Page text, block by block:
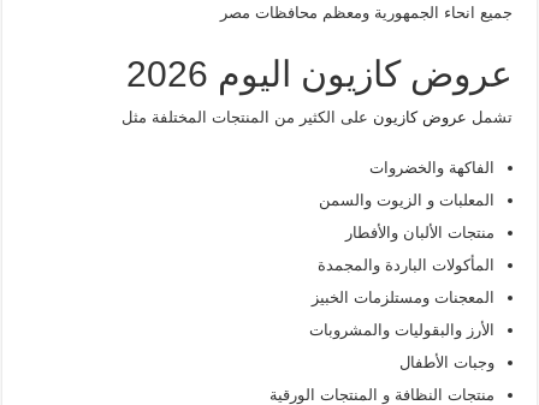
جميع انحاء الجمهورية ومعظم محافظات مصر
عروض كازيون اليوم 2026
تشمل عروض كازيونعلى الكثير من المنتجات المختلفة مثل
الفاكهة والخضروات
المعلبات و الزيوت والسمن
منتجات الألبان والأفطار
المأكولات الباردة والمجمدة
المعجنات ومستلزمات الخبيز
الأرز والبقوليات والمشروبات
وجبات الأطفال
منتجات النظافة و المنتجات الورقية